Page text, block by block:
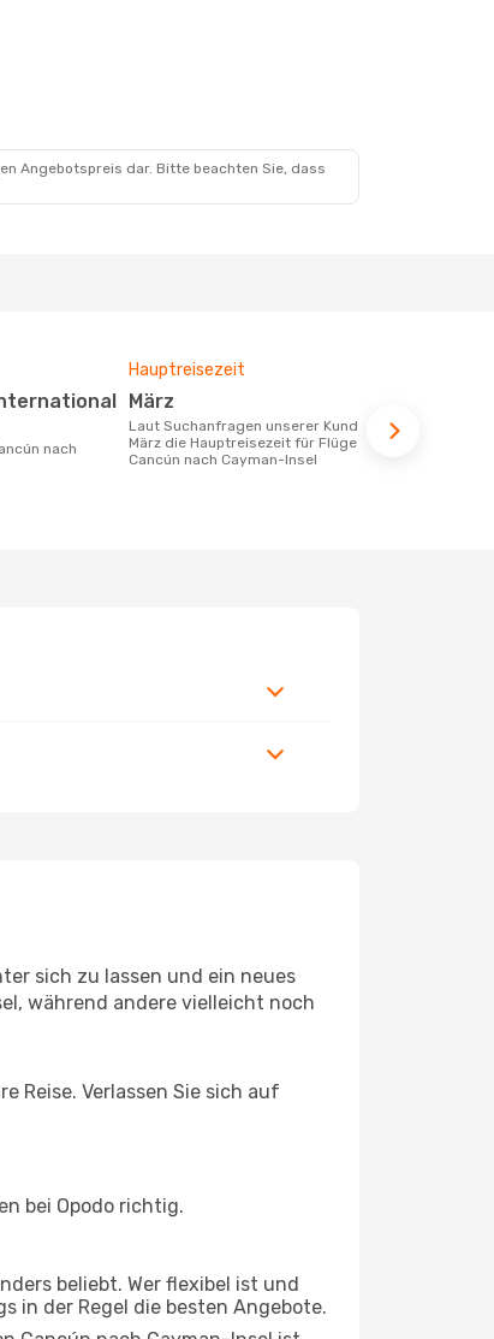
Angebotspreis dar. Bitte beachten Sie, dass
Hauptreisezeit
März
Laut Suchanfragen unserer Kunden ist
März die Hauptreisezeit für Flüge von
Cancún nach Cayman-Insel
sich zu lassen und ein neues
während andere vielleicht noch
Reise. Verlassen Sie sich auf
bei Opodo richtig.
beliebt. Wer flexibel ist und
in der Regel die besten Angebote.